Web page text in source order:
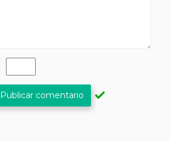
Publicar comentario